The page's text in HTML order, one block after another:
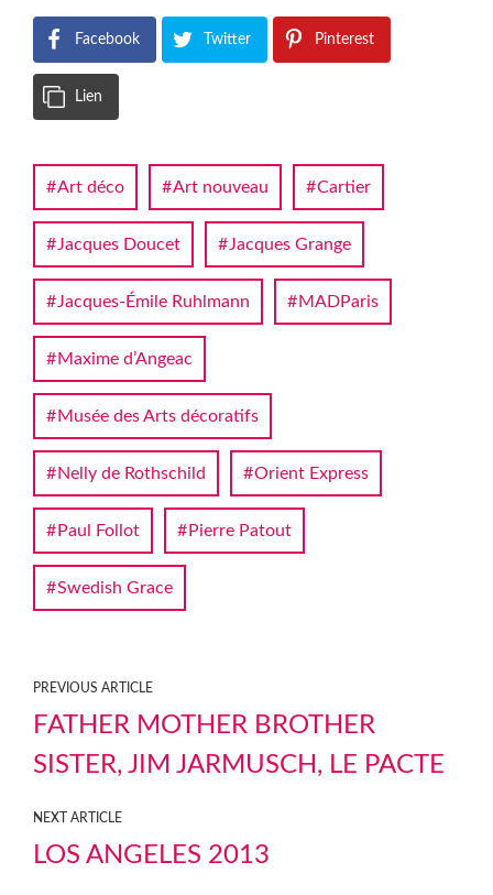
Facebook Twitter Pinterest
Lien
Art déco Art nouveau Cartier
Jacques Doucet Jacques Grange
Jacques-Émile Ruhlmann MADParis
Maxime d’Angeac
Musée des Arts décoratifs
Nelly de Rothschild Orient Express
Paul Follot Pierre Patout
Swedish Grace
PREVIOUS ARTICLE
FATHER MOTHER BROTHER
SISTER, JIM JARMUSCH, LE PACTE
NEXT ARTICLE
LOS ANGELES 2013